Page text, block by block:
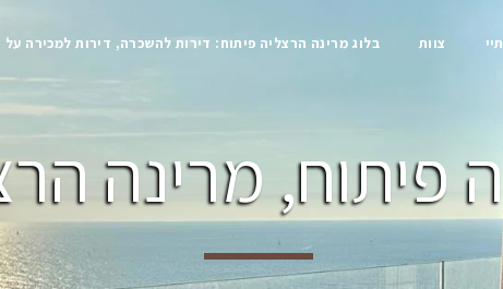
צוות בלוג מרינה הרצליה פיתוח: דירות להשכרה, דירות למכירה על
פיתוח, מרינה